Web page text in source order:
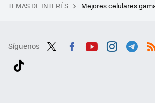
TEMAS DE INTERÉS Mejores celulares
Síguenos